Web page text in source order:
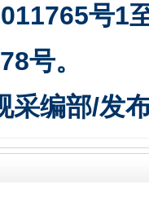
号1
号。
采编部/发